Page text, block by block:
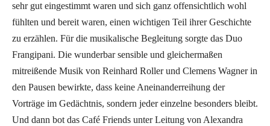
sehr gut eingestimmt waren und sich ganz offensichtlich wohl
fühlten und bereit waren, einen wichtigen Teil ihrer Geschichte
zu erzählen. Für die musikalische Begleitung sorgte das Duo
Frangipani. Die wunderbar sensible und gleichermaßen
mitreißende Musik von Reinhard Roller und Clemens Wagner in
den Pausen bewirkte, dass keine Aneinanderreihung der
Vorträge im Gedächtnis, sondern jeder einzelne besonders bleibt.
Und dann bot das Café Friends unter Leitung von Alexandra